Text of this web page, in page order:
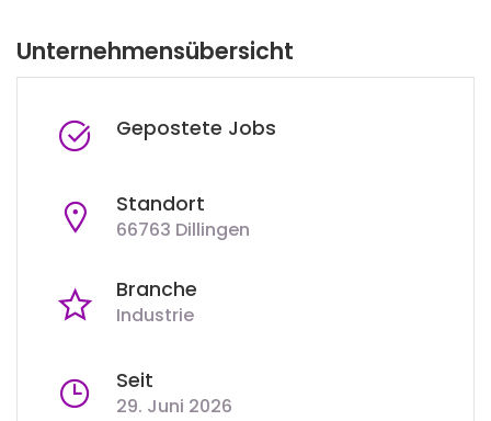
Unternehmensübersicht
Gepostete Jobs
Standort
66763 Dillingen
Branche
Industrie
Seit
29. Juni 2026